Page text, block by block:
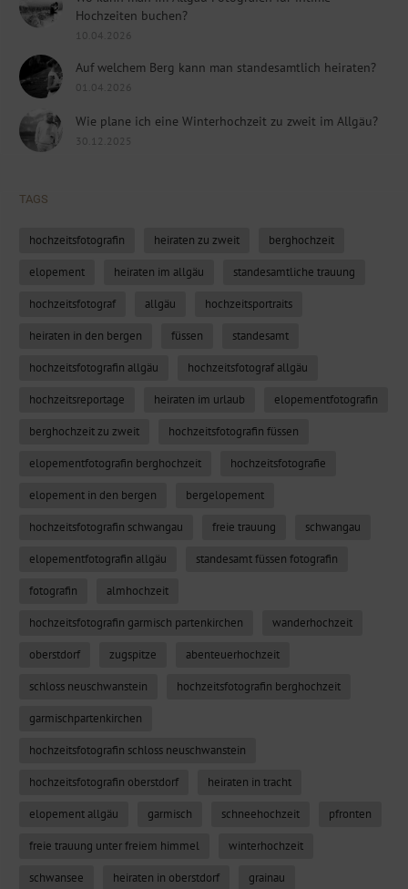
Hochzeiten buchen?
10.04.2026
Auf welchem Berg kann man standesamtlich heiraten?
01.04.2026
Wie plane ich eine Winterhochzeit zu zweit im Allgäu?
30.12.2025
TAGS
hochzeitsfotografin heiraten zu zweit berghochzeit
elopement heiraten im allgäu standesamtliche trauung
hochzeitsfotograf allgäu hochzeitsportraits
heiraten in den bergen füssen standesamt
hochzeitsfotografin allgäu hochzeitsfotograf allgäu
hochzeitsreportage heiraten im urlaub elopementfotografin
berghochzeit zu zweit hochzeitsfotografin füssen
elopementfotografin berghochzeit hochzeitsfotografie
elopement in den bergen bergelopement
hochzeitsfotografin schwangau freie trauung schwangau
elopementfotografin allgäu standesamt füssen fotografin
fotografin almhochzeit
hochzeitsfotografin garmisch partenkirchen wanderhochzeit
oberstdorf zugspitze abenteuerhochzeit
schloss neuschwanstein hochzeitsfotografin berghochzeit
garmischpartenkirchen
hochzeitsfotografin schloss neuschwanstein
hochzeitsfotografin oberstdorf heiraten in tracht
elopement allgäu garmisch schneehochzeit pfronten
freie trauung unter freiem himmel winterhochzeit
schwansee heiraten in oberstdorf grainau